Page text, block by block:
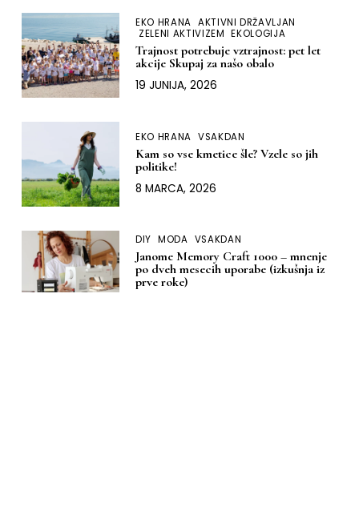
EKO HRANA AKTIVNI DRŽAVLJAN
ZELENI AKTIVIZEM EKOLOGIJA
Trajnost potrebuje vztrajnost: pet let
akcije Skupaj za našo obalo
19 JUNIJA, 2026
EKO HRANA VSAKDAN
Kam so vse kmetice šle? Vzele so jih
politike!
8 MARCA, 2026
DIY MODA VSAKDAN
Janome Memory Craft 1000 – mnenje
po dveh mesecih uporabe (izkušnja iz
prve roke)